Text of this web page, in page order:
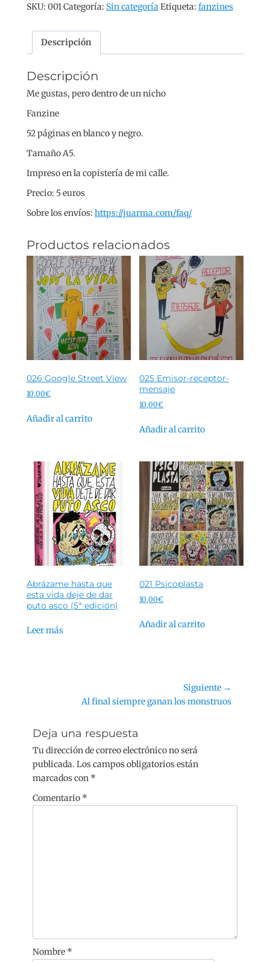
pero
un
cantidad
SKU: 001Categoría: Sin categoríaEtiqueta: fanzines
Descripción
Descripción
Me gustas, pero dentro de un nicho
Fanzine
52 páginas en blanco y negro.
Tamaño A5.
Impreso en la copistería de mi calle.
Precio: 5 euros
Sobre los envíos: https://juarma.com/faq/
Productos relacionados
026 Google Street View
10,00€
Añadir al carrito
025 Emisor-receptor-
mensaje
10,00€
Añadir al carrito
Abrázame hasta que
esta vida deje de dar
puto asco (5ª edición)
Leer más
021 Psicoplasta
10,00€
Añadir al carrito
Siguiente →
Al final siempre ganan los monstruos
Deja una respuesta
Tu dirección de correo electrónico no será
publicada. Los campos obligatorios están
marcados con *
Comentario *
Nombre *